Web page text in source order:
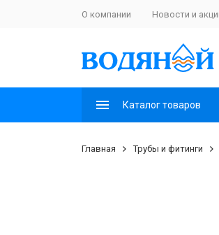
О компании Новости и
Каталог товаров
Главная Трубы и фитинги